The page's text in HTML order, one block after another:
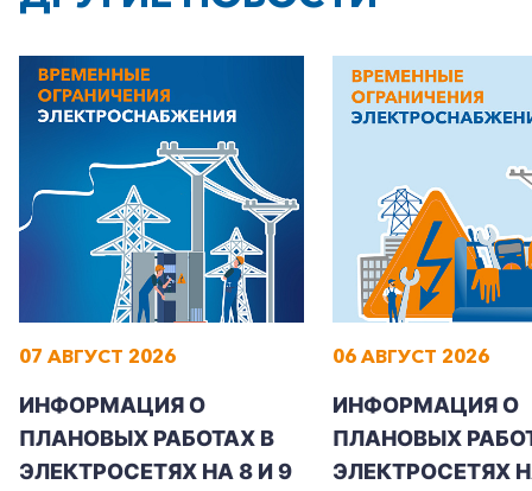
07 АВГУСТ 2026
ИНФОРМАЦИЯ О
ПЛАНОВЫХ РАБОТАХ В
ЭЛЕКТРОСЕТЯХ НА 8 И 9
06 АВГУСТ 2026
ИНФОРМАЦИЯ О
ПЛАНОВЫХ
ЭЛЕКТРОСЕТЯХ